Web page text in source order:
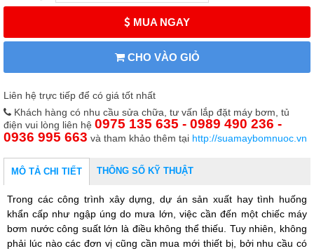
MUA NGAY
CHO VÀO GIỎ
Liên hệ trực tiếp để có giá tốt nhất
Khách hàng có nhu cầu sửa chữa, tư vấn lắp đặt máy bơm, tủ
điện vui lòng liên hệ 0975 135 635 - 0989 490 236 -
0936 995 663 và tham khảo thêm tại http://suamaybomnuoc.vn
MÔ TẢ CHI TIẾT THÔNG SỐ KỸ THUẬT
Trong các công trình xây dựng, dự án sản xuất hay tình huống
khẩn cấp như ngập úng do mưa lớn, việc cần đến một chiếc máy
bơm nước công suất lớn là điều không thể thiếu. Tuy nhiên, không
phải lúc nào các đơn vị cũng cần mua mới thiết bị, bởi nhu cầu có